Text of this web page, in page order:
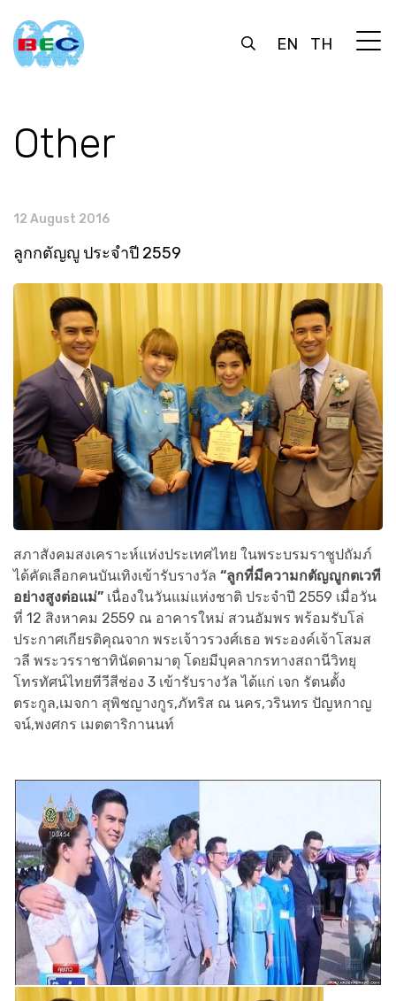
EN TH
Other
12 August 2016
ลูกกตัญญู ประจำปี 2559
สภาสังคมสงเคราะห์แห่งประเทศไทย ในพระบรมราชูปถัมภ์
ได้คัดเลือกคนบันเทิงเข้ารับรางวัล “ลูกที่มีความกตัญญูกตเวที
อย่างสูงต่อแม่” เนื่องในวันแม่แห่งชาติ ประจำปี 2559 เมื่อวัน
ที่ 12 สิงหาคม 2559 ณ อาคารใหม่ สวนอัมพร พร้อมรับโล่
ประกาศเกียรติคุณจาก พระเจ้าวรวงศ์เธอ พระองค์เจ้าโสมส
วลี พระวรราชาทินัดดามาตุ โดยมีบุคลากรทางสถานีวิทยุ
โทรทัศน์ไทยทีวีสีช่อง 3 เข้ารับรางวัล ได้แก่ เจก รัตนตั้ง
ตระกูล,เมจกา สุพิชญางกูร,ภัทริส ณ นคร,วรินทร ปัญหกาญ
จน์,พงศกร เมตตาริกานนท์